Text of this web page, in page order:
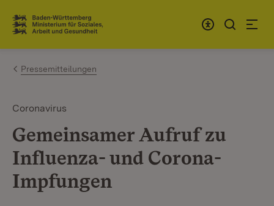
Zum Inhalt springen
Link zur Startseite
Pressemitteilungen
Coronavirus
Gemeinsamer Aufruf zu
Influenza- und Corona-
Impfungen